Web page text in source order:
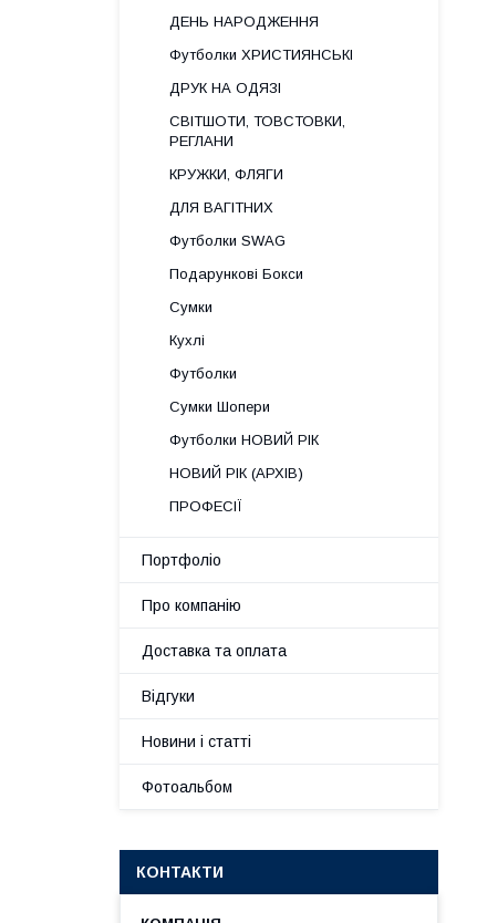
ДЕНЬ НАРОДЖЕННЯ
Футболки ХРИСТИЯНСЬКІ
ДРУК НА ОДЯЗІ
СВІТШОТИ, ТОВСТОВКИ,
РЕГЛАНИ
КРУЖКИ, ФЛЯГИ
ДЛЯ ВАГІТНИХ
Футболки SWAG
Подарункові Бокси
Сумки
Кухлі
Футболки
Сумки Шопери
Футболки НОВИЙ РІК
НОВИЙ РІК (АРХІВ)
ПРОФЕСІЇ
Портфоліо
Про компанію
Доставка та оплата
Відгуки
Новини і статті
Фотоальбом
КОНТАКТИ